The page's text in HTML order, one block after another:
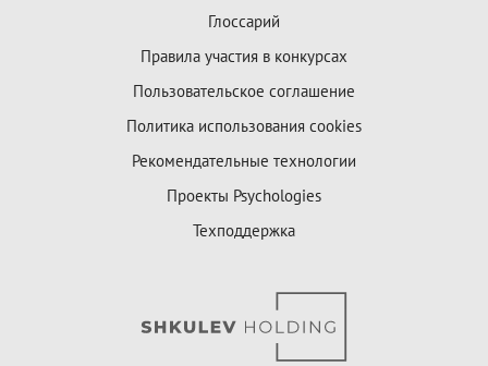
Глоссарий
Правила участия в конкурсах
Пользовательское соглашение
Политика использования cookies
Рекомендательные технологии
Проекты Psychologies
Техподдержка